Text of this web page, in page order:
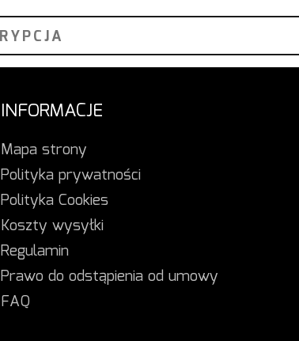
INFORMACJE
Mapa strony
Polityka prywatności
Polityka Cookies
Koszty wysyłki
Regulamin
Prawo do odstąpienia od umowy
FAQ